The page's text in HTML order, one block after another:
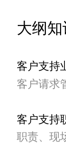
大纲知
客户支持
客户请求
客户支持
职责、现